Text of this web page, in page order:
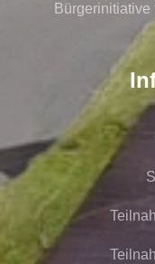
Bürgerinitiative